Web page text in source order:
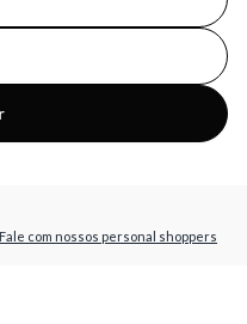
Fale com nossos personal shoppers